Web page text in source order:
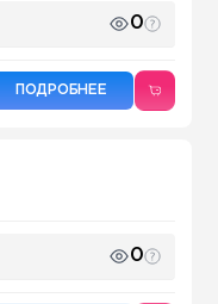
0
ПОДРОБНЕЕ
0